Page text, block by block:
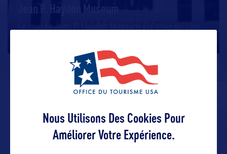
Jean P. Haydon Museum
Le musée Jean P. Haydon Museum est situé du côté
ALLEZ PLUS LOIN
ADRESSES
Nous Utilisons Des Cookies Pour
Améliorer Votre Expérience.